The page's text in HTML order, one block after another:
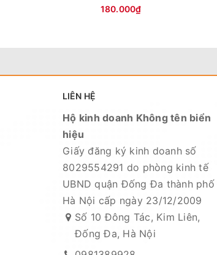
180.000₫
LIÊN HỆ
Hộ kinh doanh Không tên biển
hiệu
Giấy đăng ký kinh doanh số
8029554291 do phòng kinh tế
UBND quận Đống Đa thành phố
Hà Nội cấp ngày 23/12/2009
Số 10 Đông Tác, Kim Liên,
Đống Đa, Hà Nội